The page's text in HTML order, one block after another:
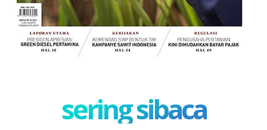
sering sibaca